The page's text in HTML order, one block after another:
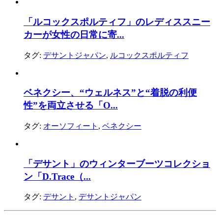
「ルコックスポルティフ」のレディススニー
カーが女性の日常に寄...
タグ: デサントジャパン, ルコックスポルティフ
ベネクシー、“ウェルネス”と“着脱の利便
性”を両立させる「O...
タグ: オーソフィート , ベネクシー
「デサント」のウィンターブーツコレクショ
ン「D.Trace（...
タグ: デサント , デサントジャパン